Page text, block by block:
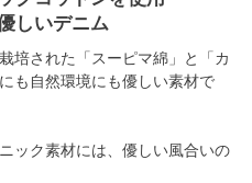
しいデニム
培された「スーピマ綿」と「カ
も自然環境にも優しい素材で
ック素材には、優しい風合いの